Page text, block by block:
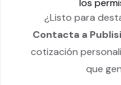
los
¿Listo para
Contacta a
cotización
que